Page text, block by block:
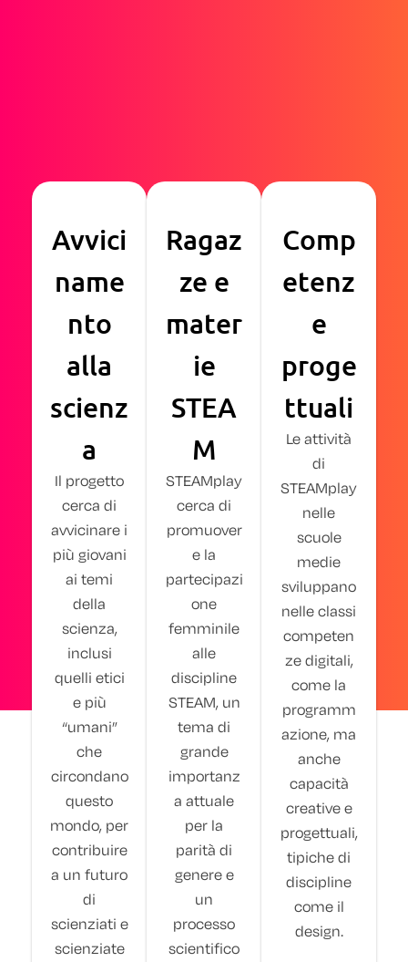
Avvici
name
nto
alla
scienz
a
Il progetto
cerca di
avvicinare i
più giovani
ai temi
della
scienza,
inclusi
quelli etici
e più
“umani”
che
circondano
questo
mondo, per
contribuire
a un futuro
di
scienziati e
scienziate
Ragaz
ze e
mater
ie
STEA
M​
STEAMplay
cerca di
promuover
e la
partecipazi
one
femminile
alle
discipline
STEAM, un
tema di
grande
importanz
a attuale
per la
parità di
genere e
un
processo
scientifico
Comp
etenz
e
proge
ttuali​
Le attività
di
STEAMplay
nelle
scuole
medie
sviluppano
nelle classi
competen
ze digitali,
come la
programm
azione, ma
anche
capacità
creative e
progettuali,
tipiche di
discipline
come il
design.